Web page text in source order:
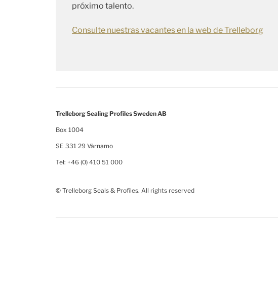
próximo talento.
Consulte nuestras vacantes en la web de Trelleborg
Trelleborg Sealing Profiles Sweden AB
Box 1004
SE 331 29 Värnamo
Tel: +46 (0) 410 51 000
© Trelleborg Seals & Profiles. All rights reserved